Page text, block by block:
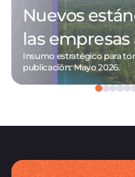
Nuevos
las
Insumo estratégico para
publicación: Mayo 2026.